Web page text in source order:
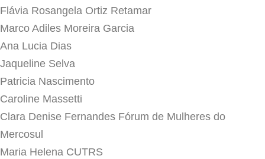
Flávia Rosangela Ortiz Retamar
Marco Adiles Moreira Garcia
Ana Lucia Dias
Jaqueline Selva
Patricia Nascimento
Caroline Massetti
Clara Denise Fernandes Fórum de Mulheres do
Mercosul
Maria Helena CUTRS